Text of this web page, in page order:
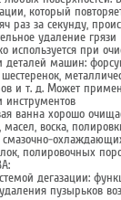
который
раз за секунду,
удаление грязи
используется при
деталей машин:
и т. д. Может
инструментов
ванна хорошо
масел, воска,
полировочных
дегазации:
пузырьков